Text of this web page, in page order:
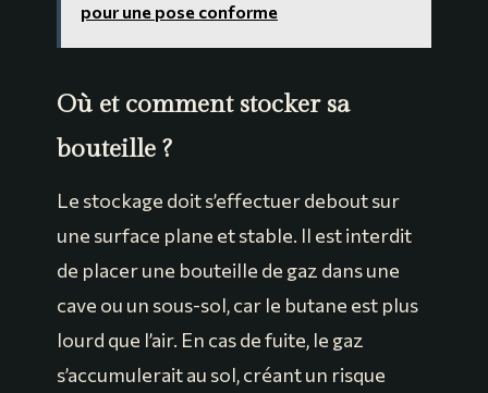
pour une pose conforme
Où et comment stocker sa
bouteille ?
Le stockage doit s’effectuer debout sur
une surface plane et stable. Il est interdit
de placer une bouteille de gaz dans une
cave ou un sous-sol, car le butane est plus
lourd que l’air. En cas de fuite, le gaz
s’accumulerait au sol, créant un risque